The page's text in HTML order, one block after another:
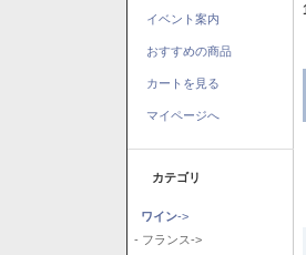
イベント案内
おすすめの商品
カートを見る
マイページへ
カテゴリ
ワイン->
- フランス->